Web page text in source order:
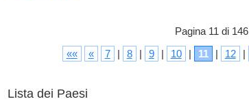
Pagina 11 di 146
««
« 7 | 8 | 9 | 10 | 11 | 12 |
Lista dei Paesi